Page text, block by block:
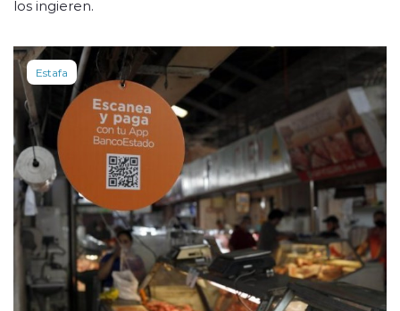
los ingieren.
Estafa